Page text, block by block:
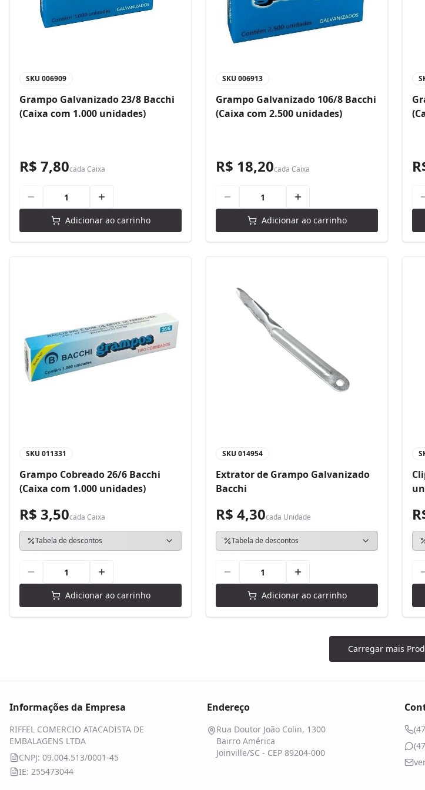
SKU 006909
Grampo Galvanizado 23/8 Bacchi
(Caixa com 1.000 unidades)
R$ 7,80cada Caixa
Adicionar ao carrinho
SKU 006913
Grampo Galvanizado 106/8 Bacchi
(Caixa com 2.500 unidades)
R$ 18,20cada Caixa
Adicionar ao carrinho
SKU 011331
Grampo Cobreado 26/6 Bacchi
(Caixa com 1.000 unidades)
R$ 3,50cada Caixa
Tabela de descontos
Adicionar ao carrinho
SKU 014954
Extrator de Grampo Galvanizado
Bacchi
R$ 4,30cada Unidade
Tabela de descontos
Adicionar ao carrinho
Carregar mais
Informações da Empresa
RIFFEL COMERCIO ATACADISTA DE
EMBALAGENS LTDA
CNPJ: 09.004.513/0001-45
IE: 255473044
Endereço
Rua Doutor João Colin, 1300
Bairro América
Joinville/SC - CEP 89204-000